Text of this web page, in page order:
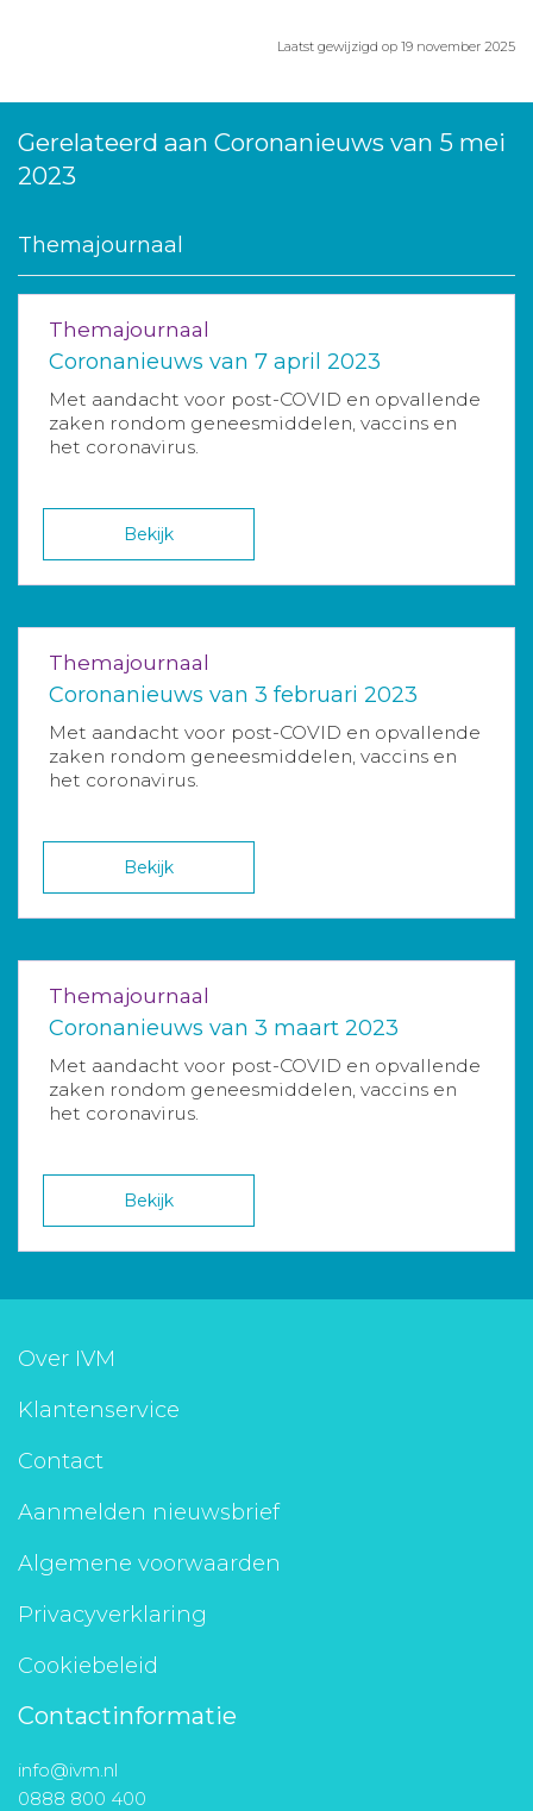
Laatst gewijzigd op 19 november 2025
Gerelateerd aan Coronanieuws van 5 mei
2023
Themajournaal
Themajournaal
Coronanieuws van 7 april 2023
Met aandacht voor post-COVID en opvallende
zaken rondom geneesmiddelen, vaccins en
het coronavirus.
Bekijk
Themajournaal
Coronanieuws van 3 februari 2023
Met aandacht voor post-COVID en opvallende
zaken rondom geneesmiddelen, vaccins en
het coronavirus.
Bekijk
Themajournaal
Coronanieuws van 3 maart 2023
Met aandacht voor post-COVID en opvallende
zaken rondom geneesmiddelen, vaccins en
het coronavirus.
Bekijk
Over IVM
Klantenservice
Contact
Aanmelden nieuwsbrief
Algemene voorwaarden
Privacyverklaring
Cookiebeleid
Contactinformatie
info@ivm.nl
0888 800 400